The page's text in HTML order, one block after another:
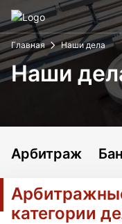
Главная Наши дела
Наши
Арбитраж
категории